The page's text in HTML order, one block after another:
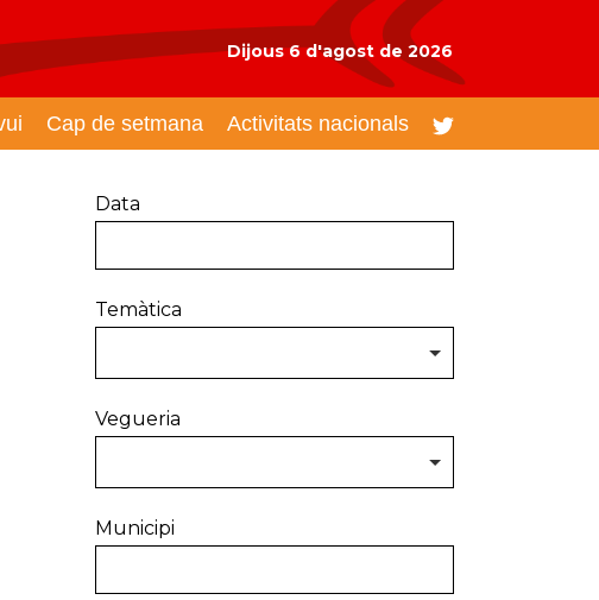
Dijous 6 d'agost de 2026
Cap de setmana Activitats nacionals
Data
Temàtica
Vegueria
Municipi